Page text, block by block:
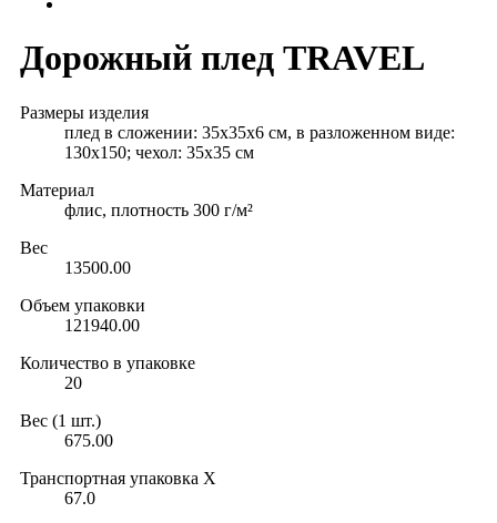
Дорожный плед TRAVEL
Размеры изделия
плед в сложении: 35х35х6 см, в разложенном виде:
130х150; чехол: 35х35 см
Материал
флис, плотность 300 г/м²
Вес
13500.00
Объем упаковки
121940.00
Количество в упаковке
20
Вес (1 шт.)
675.00
Транспортная упаковка X
67.0